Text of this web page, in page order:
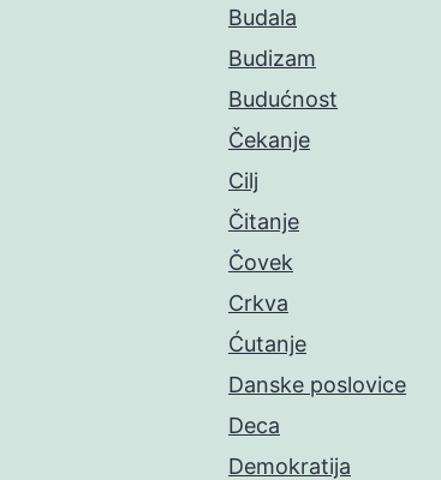
Budala
Budizam
Budućnost
Čekanje
Cilj
Čitanje
Čovek
Crkva
Ćutanje
Danske poslovice
Deca
Demokratija